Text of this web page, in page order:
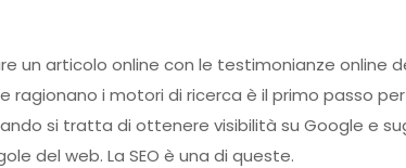
un articolo online con le testimonianze online
i motori di ricerca è il primo passo
si tratta di ottenere visibilità su Google e
del web. La SEO è una di queste.